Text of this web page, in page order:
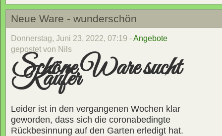
Neue Ware - wunderschön
Donnerstag, Juni 23, 2022, 07:19 -Angebote
gepostet von Nils
Schöne Ware sucht
Käufer
Leider ist in den vergangenen Wochen klar
geworden, dass sich die coronabedingte
Rückbesinnung auf den Garten erledigt hat.